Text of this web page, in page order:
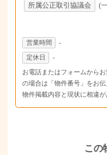
所属公正取引協議会
(
営業時間 -
定休日 -
お電話またはフォームから
の場合は「物件番号」をお伝
物件掲載内容と現状に相違
この